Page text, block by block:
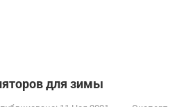
для зимы